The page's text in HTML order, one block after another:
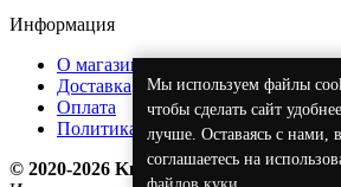
Мы используем файлы
чтобы сделать сайт
лучше. Оставаясь с нами,
соглашаетесь на
Информация
О магазине
Доставка
Оплата
Политика обработки
© 2020-2026 KnifeOpt.ru